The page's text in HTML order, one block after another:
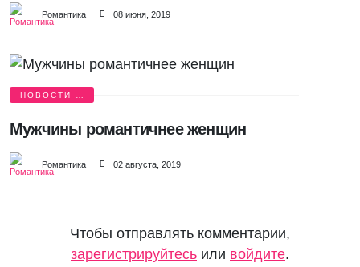
Романтика 08 июня, 2019
НОВОСТИ О
Мужчины романтичнее женщин
Романтика 02 августа, 2019
Чтобы отправлять комментарии,
зарегистрируйтесь или войдите.